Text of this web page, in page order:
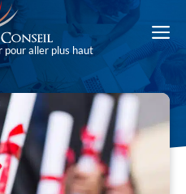
pour aller plus haut